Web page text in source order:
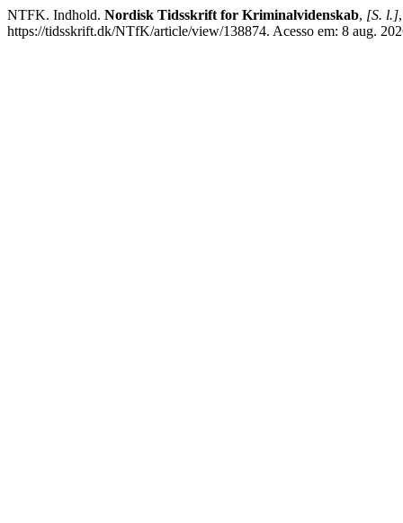
NTFK. Indhold. Nordisk Tidsskrift for Kriminalvidenskab, [S. l.]
https://tidsskrift.dk/NTfK/article/view/138874. Acesso em: 8 aug.